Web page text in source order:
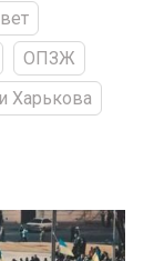
ОПЗЖ
Харькова